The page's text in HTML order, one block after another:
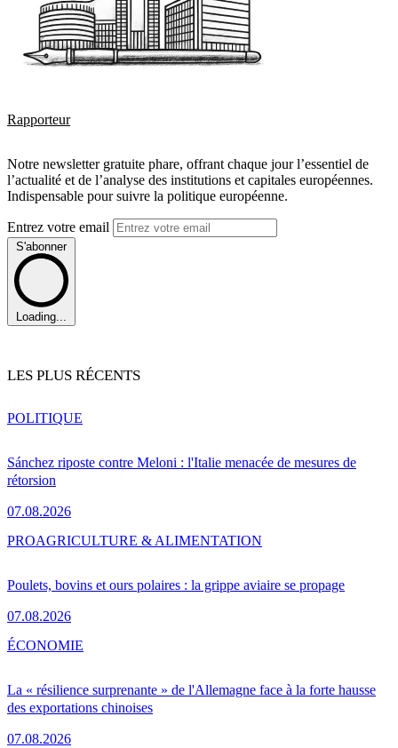
Rapporteur
Notre newsletter gratuite phare, offrant chaque jour l’essentiel de
l’actualité et de l’analyse des institutions et capitales européennes.
Indispensable pour suivre la politique européenne.
Entrez votre email
S'abonner
Loading...
LES PLUS RÉCENTS
Sánchez riposte contre Meloni : l'Italie menacée de mesures de
rétorsion
07.08.2026
POLITIQUE
Poulets, bovins et ours polaires : la grippe aviaire se propage
07.08.2026
PROAGRICULTURE & ALIMENTATION
La « résilience surprenante » de l'Allemagne face à la forte hausse
des exportations chinoises
07.08.2026
ÉCONOMIE